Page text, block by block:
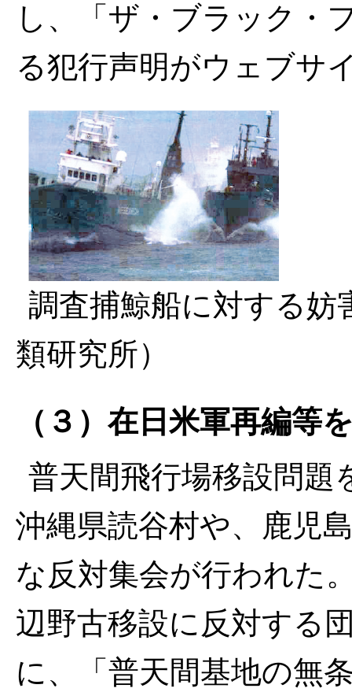
し、「ザ・ブラック・
る犯行声明がウェブサ
調査捕鯨船に対する妨
類研究所）
（３）在日米軍再編等
普天間飛行場移設問題
沖縄県読谷村や、鹿児
な反対集会が行われた
辺野古移設に反対する
に、「普天間基地の無